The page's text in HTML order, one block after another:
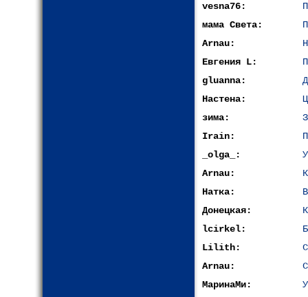
vesna76:
мама Света:
Arnau:
Евгения L:
gluanna:
Настена:
зима:
Irain:
_olga_:
Arnau:
Натка:
Донецкая:
lcirkel:
Lilith:
Arnau:
МаринаМи: